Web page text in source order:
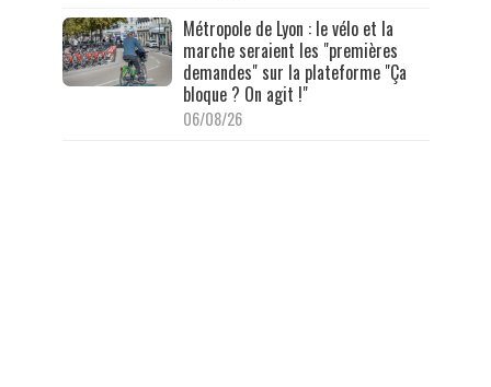
Métropole de Lyon : le vélo et la
marche seraient les "premières
demandes" sur la plateforme "Ça
bloque ? On agit !"
06/08/26